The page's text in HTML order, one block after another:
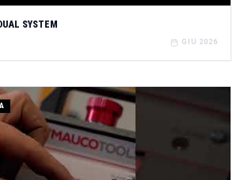
SYSTEM
GIU 2026